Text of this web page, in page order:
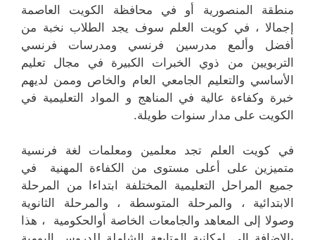
منطقة المنصورية أو في محافظة الكويت العاصمة
إجمالا ، في كويت العلم سوف يجد الطلاب نخبة من
أفضل وألمع مدرسين فرنسي ومدرسات فرنسي
التربويين من ذوي الخبرات الكبيرة في مجال تعليم
الأساسي والتعليم الجامعي العام والخاص وممن لديهم
خبرة وكفاءة عالية في المناهج و المواد التعليمية في
الكويت على مدار سنوات طويلة.
في كويت العلم تجد معلمين ومعلمات لغة فرنسية
متميزين على أعلى مستوى من الكفاءة المهنية في
جميع المراحل التعليمية المختلفة ابتداءا من المرحلة
الابتدائية ، والمرحلة المتوسطة ، والمرحلة الثانوية
وصولا إلى المعاهد والجامعات الخاصة أوالحكومية ، هذا